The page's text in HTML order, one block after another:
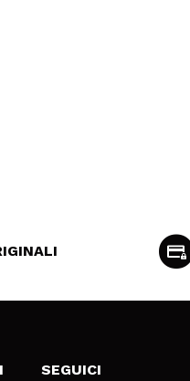
SEGUICI